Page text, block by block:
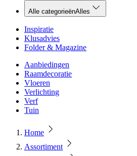
Alle categorieënAlles
Inspiratie
Klusadvies
Folder & Magazine
Aanbiedingen
Raamdecoratie
Vloeren
Verlichting
Verf
Tuin
Home
Assortiment